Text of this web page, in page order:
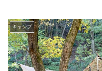
キャンプ